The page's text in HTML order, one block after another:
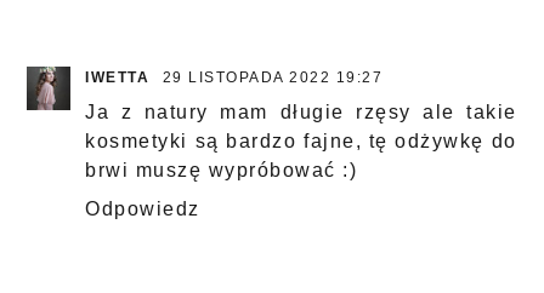
IWETTA 29 LISTOPADA 2022 19:27
Ja z natury mam długie rzęsy ale takie
kosmetyki są bardzo fajne, tę odżywkę do
brwi muszę wypróbować :)
Odpowiedz